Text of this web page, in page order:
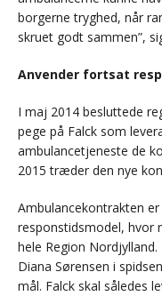
borgerne tryghed, når
skruet godt sammen”,
Anvender fortsat
I maj 2014 besluttede
pege på Falck som
ambulancetjeneste de
2015 træder den nye
Ambulancekontrakten
responstidsmodel, hvor
hele Region
Diana Sørensen i
mål. Falck skal således